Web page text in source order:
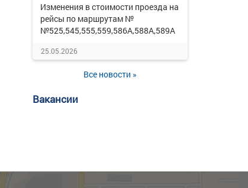
Изменения в стоимости проезда на
рейсы по маршрутам №
№525,545,555,559,586А,588А,589А
25.05.2026
Все новости »
Вакансии